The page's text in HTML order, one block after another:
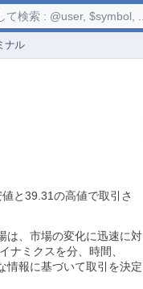
ナル
て検索 : @user, $symbol, ...
と39.31の高値で取引さ
は、市場の変化に迅速に対
ナミクスを分、時間、
情報に基づいて取引を決定